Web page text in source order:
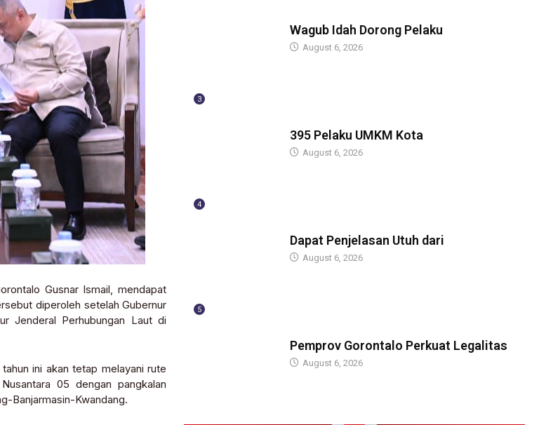
Gusnar Ismail, mendapat
diperoleh setelah Gubernur
Jenderal Perhubungan Laut di
ini akan tetap melayani rute
05 dengan pangkalan
Banjarmasin-Kwandang.
Wagub Idah Dorong Pelaku
August 6, 2026
3
395 Pelaku UMKM Kota
August 6, 2026
4
Dapat Penjelasan Utuh dari
August 6, 2026
5
Pemprov Gorontalo Perkuat Legalitas
August 6, 2026